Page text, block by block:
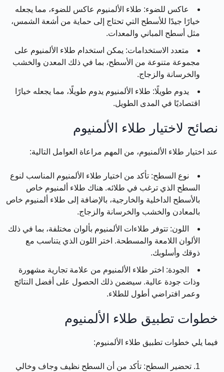
عاكس للضوء: طلاء الألمنيوم عاكس للضوء، مما يجعله
خيارًا جيدًا للأسطح التي تحتاج إلى حماية من أشعة الشمس،
مثل أسطح المباني والمعدات.
متعدد الاستخدامات: يمكن استخدام طلاء الألمنيوم على
مجموعة متنوعة من الأسطح، بما في ذلك المعدن والخشب
والخرسانة والزجاج.
يدوم طويلًا: طلاء الألمنيوم يدوم طويلًا، مما يجعله خيارًا
اقتصاديًا في المدى الطويل.
نصائح لاختيار طلاء الألمنيوم
عند اختيار طلاء الألمنيوم، من المهم مراعاة العوامل التالية:
نوع السطح: تأكد من اختيار طلاء الألمنيوم المناسب لنوع
السطح الذي ترغب في طلائه. هناك طلاء ألمنيوم خاص
بالأسطح الداخلية والخارجية، بالإضافة إلى طلاء ألمنيوم خاص
بالمعادن والخشب والخرسانة والزجاج.
اللون: تتوفر طلاءات الألمنيوم بألوان مختلفة، بما في ذلك
الألوان اللامعة والمسطحة. اختر اللون الذي يتناسب مع
ذوقك وأسلوبك.
الجودة: اختر طلاء الألمنيوم من علامة تجارية مشهورة
وذات جودة عالية. سيضمن ذلك الحصول على أفضل النتائج
وعمر افتراضي أطول للطلاء.
خطوات تطبيق طلاء الألمنيوم
فيما يلي خطوات تطبيق طلاء الألمنيوم:
تحضير السطح: تأكد من أن السطح نظيف وجاف وخالي